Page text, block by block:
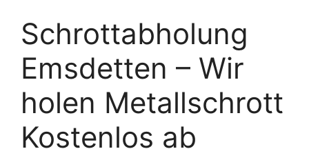
Schrottabholung
Emsdetten – Wir
holen Metallschrott
Kostenlos ab